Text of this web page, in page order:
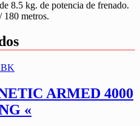
8.5 kg. de potencia de frenado.
180 metros.
ARMED 4000
«